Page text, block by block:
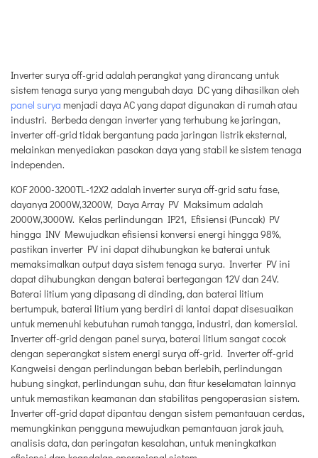
Inverter surya off-grid adalah perangkat yang dirancang untuk
sistem tenaga surya yang mengubah daya DC yang dihasilkan oleh
panel surya menjadi daya AC yang dapat digunakan di rumah atau
industri. Berbeda dengan inverter yang terhubung ke jaringan,
inverter off-grid tidak bergantung pada jaringan listrik eksternal,
melainkan menyediakan pasokan daya yang stabil ke sistem tenaga
independen.
KOF 2000-3200TL-12X2 adalah inverter surya off-grid satu fase,
dayanya 2000W,3200W, Daya Array PV Maksimum adalah
2000W,3000W. Kelas perlindungan IP21, Efisiensi (Puncak) PV
hingga INV Mewujudkan efisiensi konversi energi hingga 98%,
pastikan inverter PV ini dapat dihubungkan ke baterai untuk
memaksimalkan output daya sistem tenaga surya. Inverter PV ini
dapat dihubungkan dengan baterai bertegangan 12V dan 24V.
Baterai litium yang dipasang di dinding, dan baterai litium
bertumpuk, baterai litium yang berdiri di lantai dapat disesuaikan
untuk memenuhi kebutuhan rumah tangga, industri, dan komersial.
Inverter off-grid dengan panel surya, baterai litium sangat cocok
dengan seperangkat sistem energi surya off-grid. Inverter off-grid
Kangweisi dengan perlindungan beban berlebih, perlindungan
hubung singkat, perlindungan suhu, dan fitur keselamatan lainnya
untuk memastikan keamanan dan stabilitas pengoperasian sistem.
Inverter off-grid dapat dipantau dengan sistem pemantauan cerdas,
memungkinkan pengguna mewujudkan pemantauan jarak jauh,
analisis data, dan peringatan kesalahan, untuk meningkatkan